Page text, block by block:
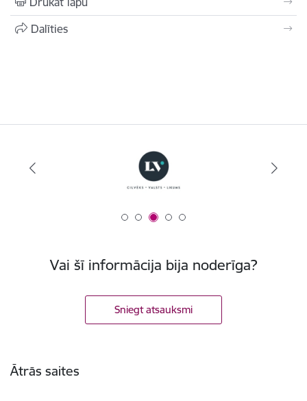
Dalīties
Vai šī informācija bija noderīga?
Sniegt atsauksmi
Ātrās saites